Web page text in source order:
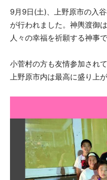
9月9日(土)、上野原市の入
が行われました。神輿渡御
人々の幸福を祈願する神事で
小菅村の方も友情参加され
上野原市内は最高に盛り上